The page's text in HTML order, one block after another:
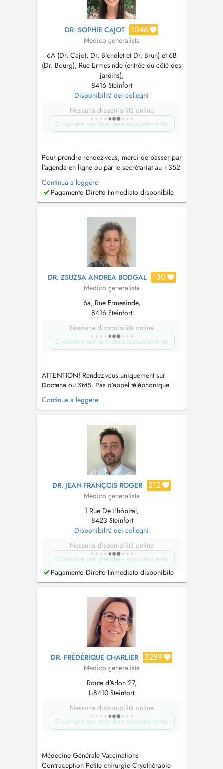
DR. SOPHIE CAJOT 1046
Medico generalista
6A (Dr. Cajot, Dr. Blondlet et Dr. Brun) et 6B
(Dr. Bourg), Rue Ermesinde (entrée du côté des
jardins),
8416 Steinfort
Disponibilità dei colleghi
Nessuna disponibilità online
Chiamare per prendere appuntamento
Pour prendre rendez-vous, merci de passer par
l'agenda en ligne ou par le secrétariat au +352
26 59 89 21. Le secrétariat est joignable de 8h
à 12h du lundi au vendredi. Pour les
renouvellements d'ordonnance ou demande de
suivant : sec.medical....
Continua a leggere
Pagamento Diretto Immediato disponibile
DR. ZSUZSA ANDREA BODGAL 130
Medico generalista
6a, Rue Ermesinde,
8416 Steinfort
Nessuna disponibilità online
Chiamare per prendere appuntamento
ATTENTION! Rendez-vous uniquement sur
Doctena ou SMS. Pas d'appel téléphonique
s.v.p. PARKING: Vous pouvez vous garer sur le
parking autour des bâtiments gratuitement et
pied sur la zone piétonne entre les nouveaux
bâtiments durant 50 m. La p...
Continua a leggere
DR. JEAN-FRANÇOIS ROGER 212
Medico generalista
1 Rue De L'hôpital,
-8423 Steinfort
Disponibilità dei colleghi
Nessuna disponibilità online
Chiamare per prendere appuntamento
Pagamento Diretto Immediato disponibile
DR. FRÉDÉRIQUE CHARLIER 3289
Medico generalista
Route d'Arlon 27,
L-8410 Steinfort
Nessuna disponibilità online
Chiamare per prendere appuntamento
Médecine Générale Vaccinations
Contraception Petite chirurgie Cryothérapie